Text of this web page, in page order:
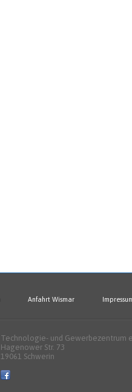
Anfahrt Wismar
Technologie- und Gewerbezentrum
Hagenower Str. 73
19061 Schwerin